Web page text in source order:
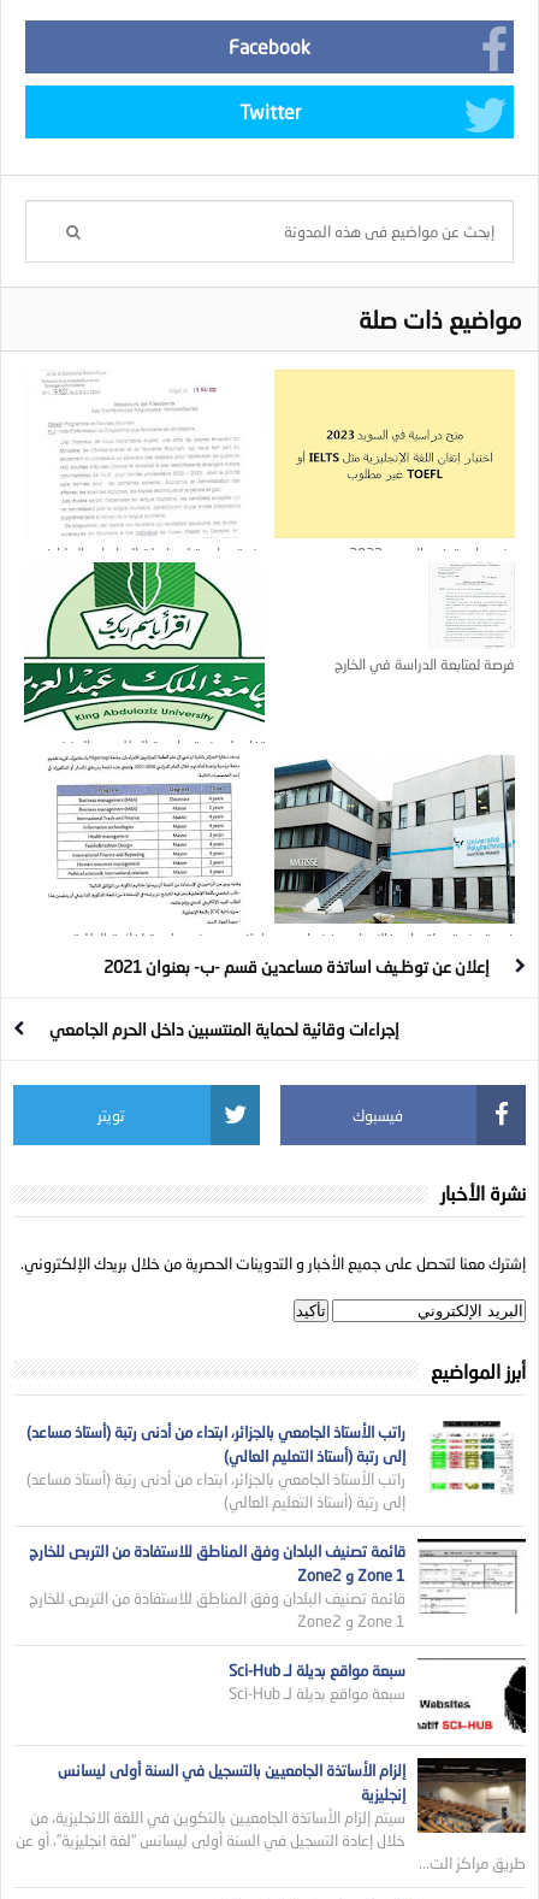
Facebook
Twitter
مواضيع ذات صلة
منح دراسية في السويد 2023
منحة دراسية لمواصلة الدراسات العليا في
فرصة لمتابعة الدراسة في الخارج
تفاصيل منحة جامعة الملك عبد العزيز
ممولة بالكامل
فرصة منحة دكتوراه بفالنسيان - فرنسا
إعلان عن منح دراسية لفائدة الطلبة
الجزائرين بتركيا
إعلان عن توظـيف اساتذة مساعدين قسم -ب- بعنوان 2021
إجراءات وقائية لحماية المنتسبين داخل الحرم الجامعي
فيسبوك تويتر
نشرة الأخبار
إشترك معنا لتحصل على جميع الأخبار و التدوينات الحصرية من خلال بريدك الإلكتروني.
أبرز المواضيع
راتب الأستاذ الجامعي بالجزائر، ابتداء من أدنى رتبة (أستاذ مساعد)
إلى رتبة (أستاذ التعليم العالي)
راتب الأستاذ الجامعي بالجزائر، ابتداء من أدنى رتبة (أستاذ مساعد)
إلى رتبة (أستاذ التعليم العالي)
قائمة تصنيف البلدان وفق المناطق للاستفادة من التربص للخارج
Zone 1 و Zone2
قائمة تصنيف البلدان وفق المناطق للاستفادة من التربص للخارج
Zone 1 و Zone2
سبعة مواقع بديلة لـ Sci-Hub
سبعة مواقع بديلة لـ Sci-Hub
إلزام الأساتذة الجامعيين بالتسجيل في السنة أولى ليسانس
إنجليزية
سيتم إلزام الأساتذة الجامعيين بالتكوين في اللغة الانجليزية، من
خلال إعادة التسجيل في السنة أولى ليسانس “لغة انجليزية”، أو عن
طريق مراكز الت...